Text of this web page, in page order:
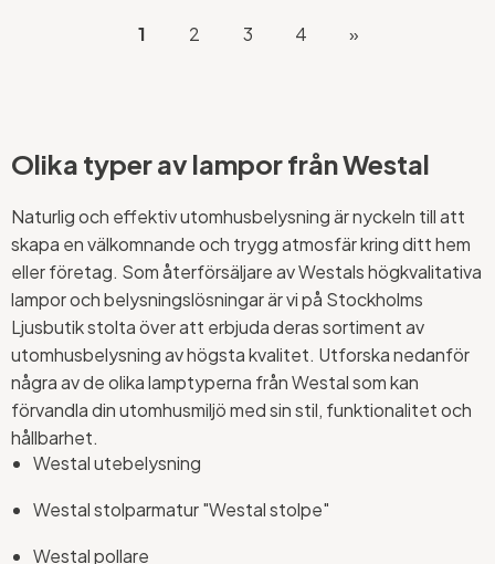
1 2 3 4 »
Olika typer av lampor från Westal
Naturlig och effektiv utomhusbelysning är nyckeln till att
skapa en välkomnande och trygg atmosfär kring ditt hem
eller företag. Som återförsäljare av Westals högkvalitativa
lampor och belysningslösningar är vi på Stockholms
Ljusbutik stolta över att erbjuda deras sortiment av
utomhusbelysning av högsta kvalitet. Utforska nedanför
några av de olika lamptyperna från Westal som kan
förvandla din utomhusmiljö med sin stil, funktionalitet och
hållbarhet.
Westal utebelysning
Westal stolparmatur "Westal stolpe"
Westal pollare